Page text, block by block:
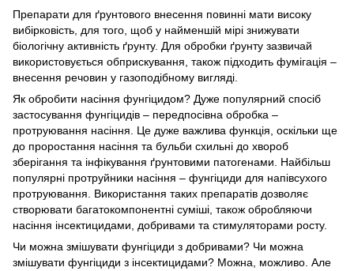
Препарати для ґрунтового внесення повинні мати високу
вибірковість, для того, щоб у найменшій мірі знижувати
біологічну активність ґрунту. Для обробки ґрунту зазвичай
використовується обприскування, також підходить фумігація –
внесення речовин у газоподібному вигляді.
Як обробити насіння фунгіцидом? Дуже популярний спосіб
застосування фунгіцидів – передпосівна обробка –
протруювання насіння. Це дуже важлива функція, оскільки ще
до проростання насіння та бульби схильні до хвороб
зберігання та інфікування ґрунтовими патогенами. Найбільш
популярні протруйники насіння – фунгіциди для напівсухого
протруювання. Використання таких препаратів дозволяє
створювати багатокомпонентні суміші, також обробляючи
насіння інсектицидами, добривами та стимуляторами росту.
Чи можна змішувати фунгіциди з добривами? Чи можна
змішувати фунгіциди з інсектицидами? Можна, можливо. Але